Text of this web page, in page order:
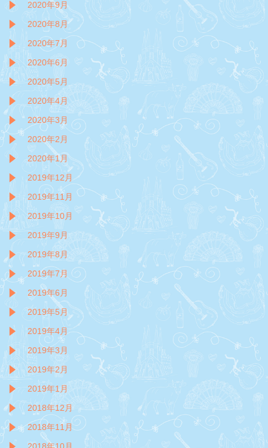
2020年9月
2020年8月
2020年7月
2020年6月
2020年5月
2020年4月
2020年3月
2020年2月
2020年1月
2019年12月
2019年11月
2019年10月
2019年9月
2019年8月
2019年7月
2019年6月
2019年5月
2019年4月
2019年3月
2019年2月
2019年1月
2018年12月
2018年11月
2018年10月